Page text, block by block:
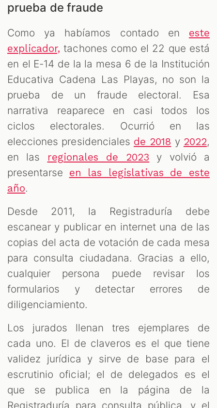
prueba de fraude
Como ya habíamos contado en este
explicador, tachones como el 22 que está
en el E-14 de la la mesa 6 de la Institución
Educativa Cadena Las Playas, no son la
prueba de un fraude electoral. Esa
narrativa reaparece en casi todos los
ciclos electorales. Ocurrió en las
elecciones presidenciales de 2018 y 2022,
en las
regionales de 2023 y volvió a
presentarse en las legislativas de este
año.
Desde 2011, la Registraduría debe
escanear y publicar en internet una de las
copias del acta de votación de cada mesa
para consulta ciudadana. Gracias a ello,
cualquier persona puede revisar los
formularios y detectar errores de
diligenciamiento.
Los jurados llenan tres ejemplares de
cada uno. El de claveros es el que tiene
validez jurídica y sirve de base para el
escrutinio oficial; el de delegados es el
que se publica en la página de la
Registraduría para consulta pública, y el